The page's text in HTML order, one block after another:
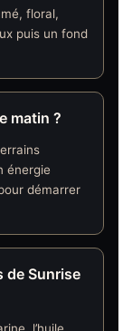
floral,
puis un fond
matin ?
énergie
démarrer
de Sunrise
l’huile